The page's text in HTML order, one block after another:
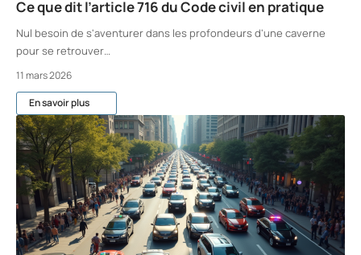
Ce que dit l’article 716 du Code civil en pratique
Nul besoin de s'aventurer dans les profondeurs d'une caverne
pour se retrouver…
11 mars 2026
En savoir plus